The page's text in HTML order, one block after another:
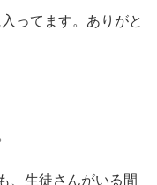
ってます。ありがと
、生徒さんがいる間